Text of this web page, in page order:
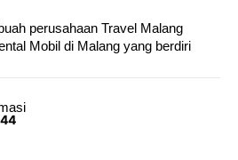
perusahaan Travel Malang
Mobil di Malang yang berdiri